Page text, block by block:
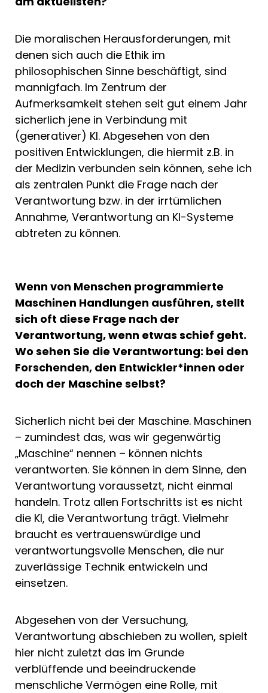
Die moralischen Herausforderungen, mit
denen sich auch die Ethik im
philosophischen Sinne beschäftigt, sind
mannigfach. Im Zentrum der
Aufmerksamkeit stehen seit gut einem Jahr
sicherlich jene in Verbindung mit
(generativer) KI. Abgesehen von den
positiven Entwicklungen, die hiermit z.B. in
der Medizin verbunden sein können, sehe ich
als zentralen Punkt die Frage nach der
Verantwortung bzw. in der irrtümlichen
Annahme, Verantwortung an KI-Systeme
abtreten zu können.
Wenn von Menschen programmierte
Maschinen Handlungen ausführen, stellt
sich oft diese Frage nach der
Verantwortung, wenn etwas schief geht.
Wo sehen Sie die Verantwortung: bei den
Forschenden, den Entwickler*innen oder
doch der Maschine selbst?
Sicherlich nicht bei der Maschine. Maschinen
– zumindest das, was wir gegenwärtig
„Maschine“ nennen – können nichts
verantworten. Sie können in dem Sinne, den
Verantwortung voraussetzt, nicht einmal
handeln. Trotz allen Fortschritts ist es nicht
die KI, die Verantwortung trägt. Vielmehr
braucht es vertrauenswürdige und
verantwortungsvolle Menschen, die nur
zuverlässige Technik entwickeln und
einsetzen.
Abgesehen von der Versuchung,
Verantwortung abschieben zu wollen, spielt
hier nicht zuletzt das im Grunde
verblüffende und beeindruckende
menschliche Vermögen eine Rolle, mit